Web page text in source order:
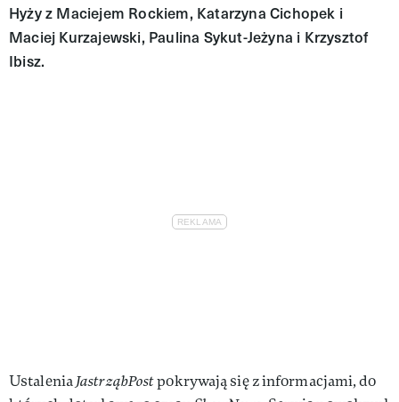
Hyży z Maciejem Rockiem, Katarzyna Cichopek i
Maciej Kurzajewski, Paulina Sykut-Jeżyna i Krzysztof
Ibisz.
UstaleniaJastrząbPostpokrywają się z informacjami, do